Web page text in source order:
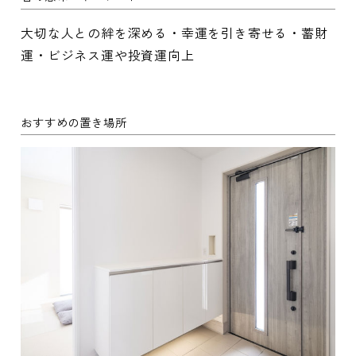
大切な人との絆を深める・幸運を引き寄せる・蓄財
運・ビジネス運や投資運向上
おすすめの置き場所